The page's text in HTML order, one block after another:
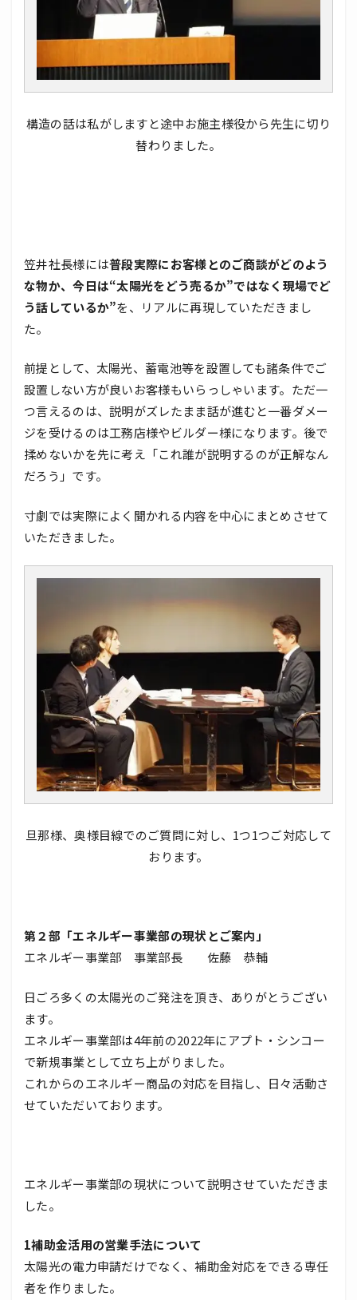
構造の話は私がしますと途中お施主様役から先生に切り
替わりました。
笠井社長様には普段実際にお客様とのご商談がどのよう
な物か、今日は“太陽光をどう売るか”ではなく現場でど
う話しているか”を、リアルに再現していただきまし
た。
前提として、太陽光、蓄電池等を設置しても諸条件でご
設置しない方が良いお客様もいらっしゃいます。ただ一
つ言えるのは、説明がズレたまま話が進むと一番ダメー
ジを受けるのは工務店様やビルダー様になります。後で
揉めないかを先に考え「これ誰が説明するのが正解なん
だろう」です。
寸劇では実際によく聞かれる内容を中心にまとめさせて
いただきました。
旦那様、奥様目線でのご質問に対し、1つ1つご対応して
おります。
第２部「エネルギー事業部の現状とご案内」
エネルギー事業部 事業部長 佐藤 恭輔
日ごろ多くの太陽光のご発注を頂き、ありがとうござい
ます。
エネルギー事業部は4年前の2022年にアプト・シンコー
で新規事業として立ち上がりました。
これからのエネルギー商品の対応を目指し、日々活動さ
せていただいております。
エネルギー事業部の現状について説明させていただきま
した。
1補助金活用の営業手法について
太陽光の電力申請だけでなく、補助金対応をできる専任
者を作りました。